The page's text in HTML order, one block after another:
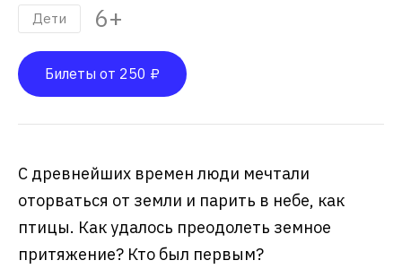
Дети 6+
Билеты от 250 ₽
С древнейших времен люди мечтали
оторваться от земли и парить в небе, как
птицы. Как удалось преодолеть земное
притяжение? Кто был первым?